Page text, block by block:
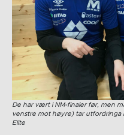
De har vært i NM-finaler før, men
venstre mot høyre) tar utfordringa
Elite